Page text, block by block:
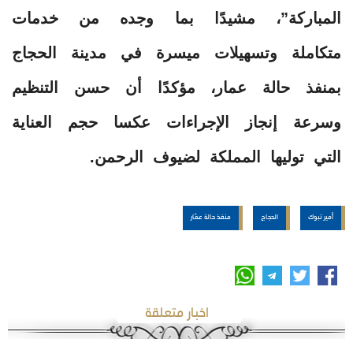
المباركة”، مشيدًا بما وجده من خدمات
متكاملة وتسهيلات ميسرة في مدينة الحجاج
بمنفذ حالة عمار، مؤكدًا أن حسن التنظيم
وسرعة إنجاز الإجراءات عكسا حجم العناية
التي توليها المملكة لضيوف الرحمن.
أمير تبوك الحجاج منفذ حالة عمّار
اخبار متعلقة